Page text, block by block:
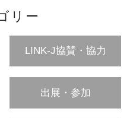
リー
LINK-J協賛・協力
出展・参加